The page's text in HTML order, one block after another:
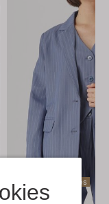
Dernières pièces
-40%